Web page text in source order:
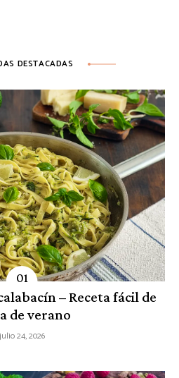
DESTACADAS
– Receta fácil de
de verano
julio 24, 2026